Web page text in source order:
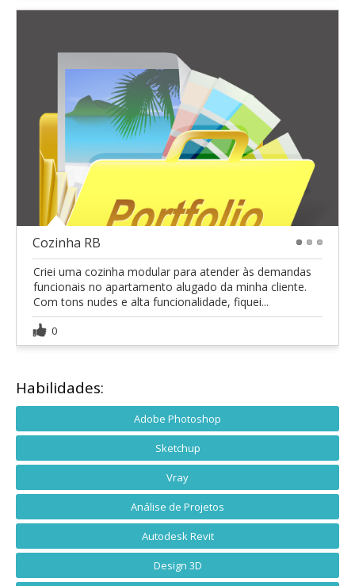
Cozinha RB
Criei uma cozinha modular para atender às demandas
funcionais no apartamento alugado da minha cliente.
Com tons nudes e alta funcionalidade, fiquei...
0
Habilidades:
Adobe Photoshop
Sketchup
Vray
Análise de Projetos
Autodesk Revit
Design 3D